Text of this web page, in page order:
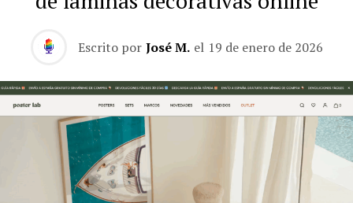
Escrito por José M. el 19 de enero de 2026